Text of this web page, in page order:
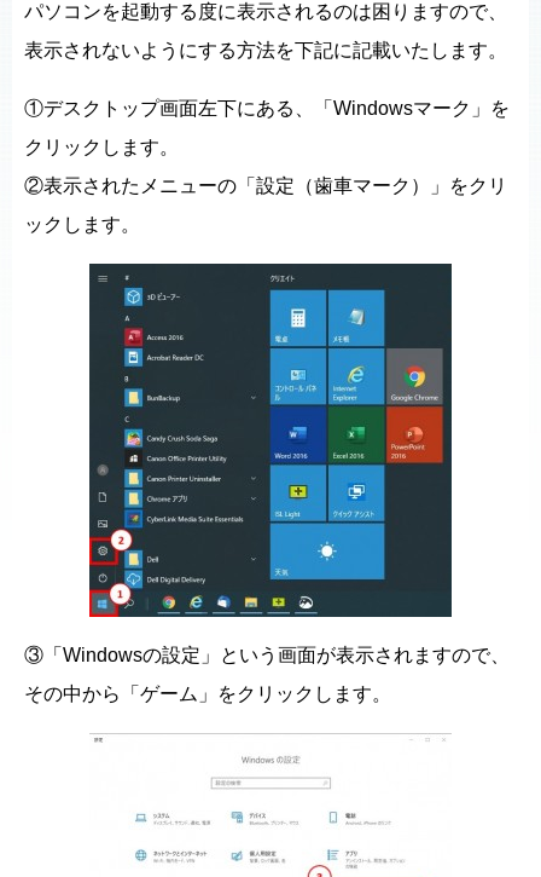
パソコンを起動する度に表示されるのは困りますので、
表示されないようにする方法を下記に記載いたします。
①デスクトップ画面左下にある、「Windowsマーク」を
クリックします。
②表示されたメニューの「設定（歯車マーク）」をクリ
ックします。
③「Windowsの設定」という画面が表示されますので、
その中から「ゲーム」をクリックします。